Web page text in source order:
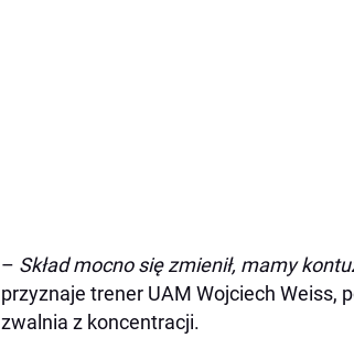
– Skład mocno się zmienił, mamy
przyznaje trener UAM Wojciech Weiss,
zwalnia z koncentracji.